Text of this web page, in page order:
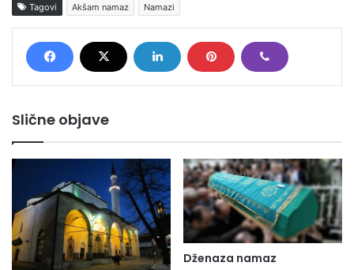
Tagovi Akšam namaz Namazi
Slične objave
Dženaza namaz